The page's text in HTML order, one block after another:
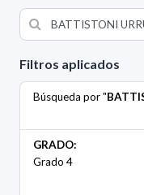
Filtros aplicados
Búsqueda por "
GRADO:
Grado 4